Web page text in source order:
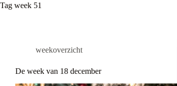
Tag week 51
weekoverzicht
De week van 18 december